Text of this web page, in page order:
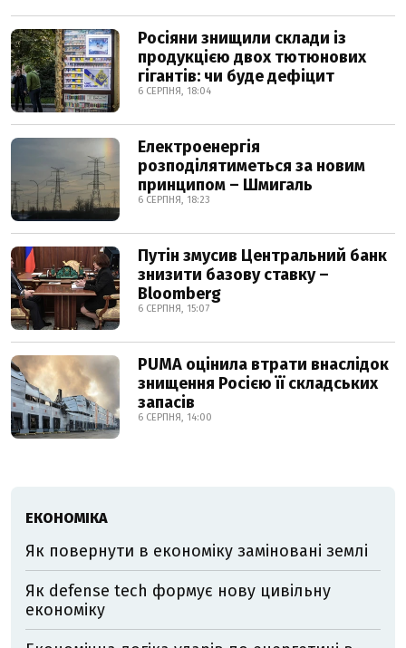
Росіяни знищили склади із
продукцією двох тютюнових
гігантів: чи буде дефіцит
6 СЕРПНЯ, 18:04
Електроенергія
розподілятиметься за новим
принципом – Шмигаль
6 СЕРПНЯ, 18:23
Путін змусив Центральний банк
знизити базову ставку –
Bloomberg
6 СЕРПНЯ, 15:07
PUMA оцінила втрати внаслідок
знищення Росією її складських
запасів
6 СЕРПНЯ, 14:00
ЕКОНОМІКА
Як повернути в економіку заміновані землі
Як defense tech формує нову цивільну
економіку